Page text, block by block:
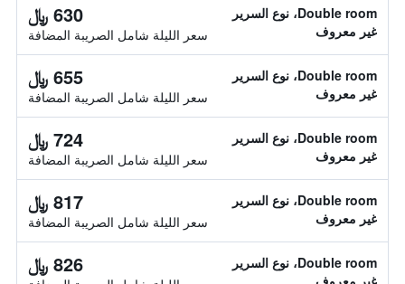
Double room، نوع السرير
غير معروف
630 ﷼
سعر الليلة شامل الصريبة المضافة
Double room، نوع السرير
غير معروف
655 ﷼
سعر الليلة شامل الصريبة المضافة
Double room، نوع السرير
غير معروف
724 ﷼
سعر الليلة شامل الصريبة المضافة
Double room، نوع السرير
غير معروف
817 ﷼
سعر الليلة شامل الصريبة المضافة
Double room، نوع السرير
غير معروف
826 ﷼